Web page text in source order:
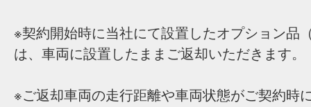
※契約開始時に当社にて設置したオプション品
は、車両に設置したままご返却いただきます。
※ご返却車両の走行距離や車両状態がご契約時